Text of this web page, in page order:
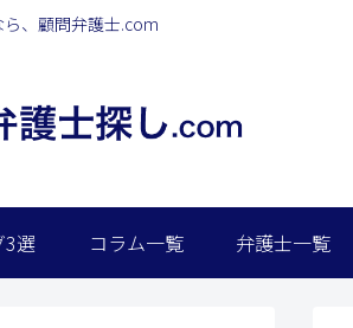
、顧問弁護士.com
3選 コラム一覧 弁護士一覧